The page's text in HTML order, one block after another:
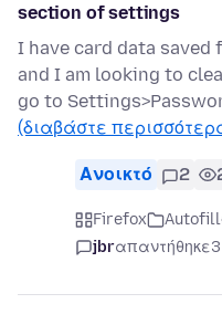
section of settings
I have card data saved
and I am looking to
go to
(διαβάστε
Ανοικτό 2
Firefox Autofill
jbrαπαντήθηκε